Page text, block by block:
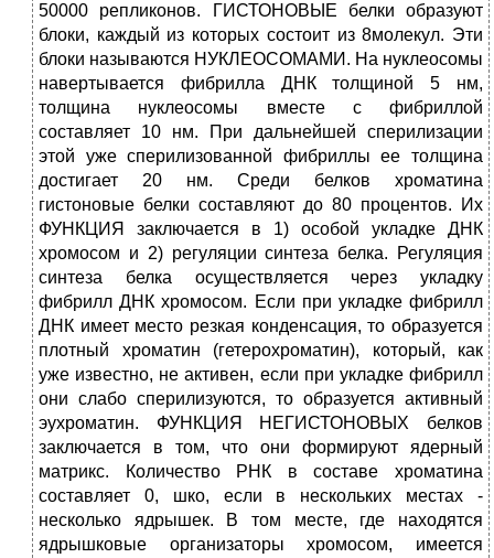
50000 репликонов. ГИСТОНОВЫЕ белки образуют
блоки, каждый из которых состоит из 8молекул. Эти
блоки называются НУКЛЕОСОМАМИ. На нуклеосомы
навертывается фибрилла ДНК толщиной 5 нм,
толщина нуклеосомы вместе с фибриллой
составляет 10 нм. При дальнейшей сперилизации
этой уже сперилизованной фибриллы ее толщина
достигает 20 нм. Среди белков хроматина
гистоновые белки составляют до 80 процентов. Их
ФУНКЦИЯ заключается в 1) особой укладке ДНК
хромосом и 2) регуляции синтеза белка. Регуляция
синтеза белка осуществляется через укладку
фибрилл ДНК хромосом. Если при укладке фибрилл
ДНК имеет место резкая конденсация, то образуется
плотный хроматин (гетерохроматин), который, как
уже известно, не активен, если при укладке фибрилл
они слабо сперилизуются, то образуется активный
эухроматин. ФУНКЦИЯ НЕГИСТОНОВЫХ белков
заключается в том, что они формируют ядерный
матрикс. Количество РНК в составе хроматина
составляет 0, шко, если в нескольких местах -
несколько ядрышек. В том месте, где находятся
ядрышковые организаторы хромосом, имеется